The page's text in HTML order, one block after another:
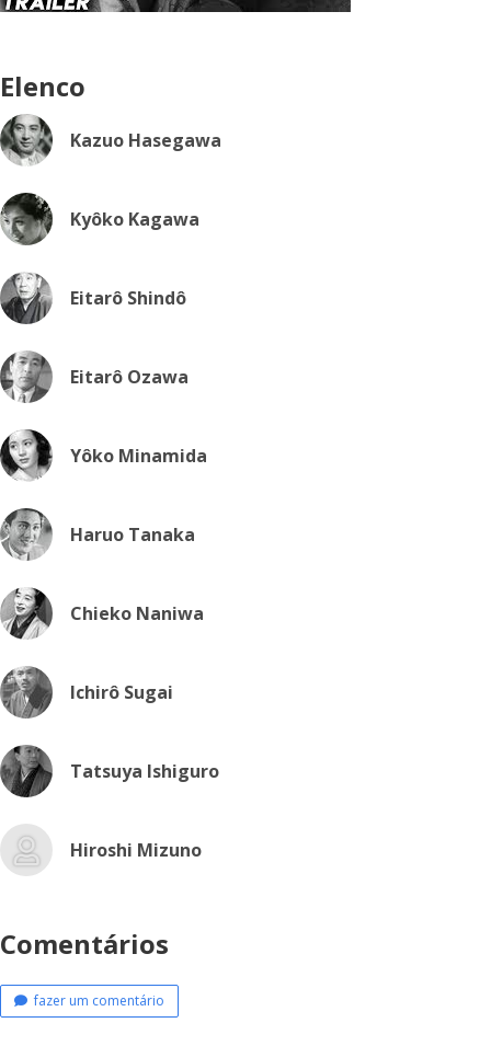
Elenco
Kazuo Hasegawa
Kyôko Kagawa
Eitarô Shindô
Eitarô Ozawa
Yôko Minamida
Haruo Tanaka
Chieko Naniwa
Ichirô Sugai
Tatsuya Ishiguro
Hiroshi Mizuno
Comentários
fazer um comentário